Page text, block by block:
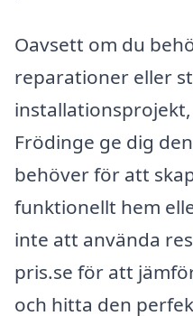
Oavsett om du
reparationer eller
Frödinge ge dig
behöver för att
funktionellt hem
inte att använda
pris.se för att
och hitta den